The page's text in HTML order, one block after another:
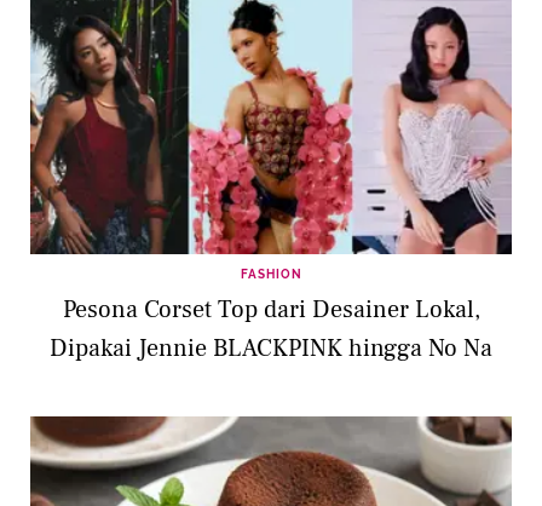
FASHION
Pesona Corset Top dari Desainer Lokal,
Dipakai Jennie BLACKPINK hingga No Na